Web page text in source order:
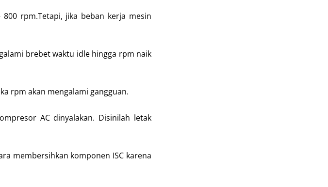
rpm.Tetapi, jika beban kerja mesin
brebet waktu idle hingga rpm naik
rpm akan mengalami gangguan.
AC dinyalakan. Disinilah letak
membersihkan komponen ISC karena